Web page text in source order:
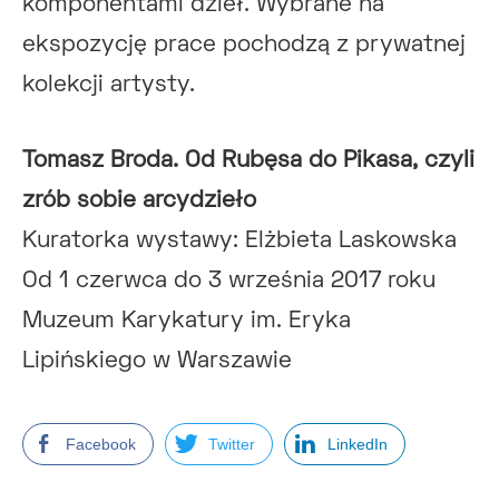
komponentami dzieł. Wybrane na
ekspozycję prace pochodzą z prywatnej
kolekcji artysty.
Tomasz Broda. Od Rubęsa do Pikasa, czyli
zrób sobie arcydzieło
Kuratorka wystawy: Elżbieta Laskowska
Od 1 czerwca do 3 września 2017 roku
Muzeum Karykatury im. Eryka
Lipińskiego w Warszawie
Facebook Twitter LinkedIn